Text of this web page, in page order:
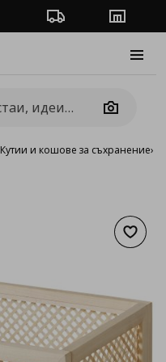
Проследяване на
Camera
Кутии и кошове за съхранение›